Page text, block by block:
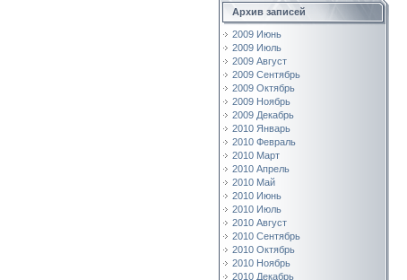
Архив записей
2009 Июнь
2009 Июль
2009 Август
2009 Сентябрь
2009 Октябрь
2009 Ноябрь
2009 Декабрь
2010 Январь
2010 Февраль
2010 Март
2010 Апрель
2010 Май
2010 Июнь
2010 Июль
2010 Август
2010 Сентябрь
2010 Октябрь
2010 Ноябрь
2010 Декабрь